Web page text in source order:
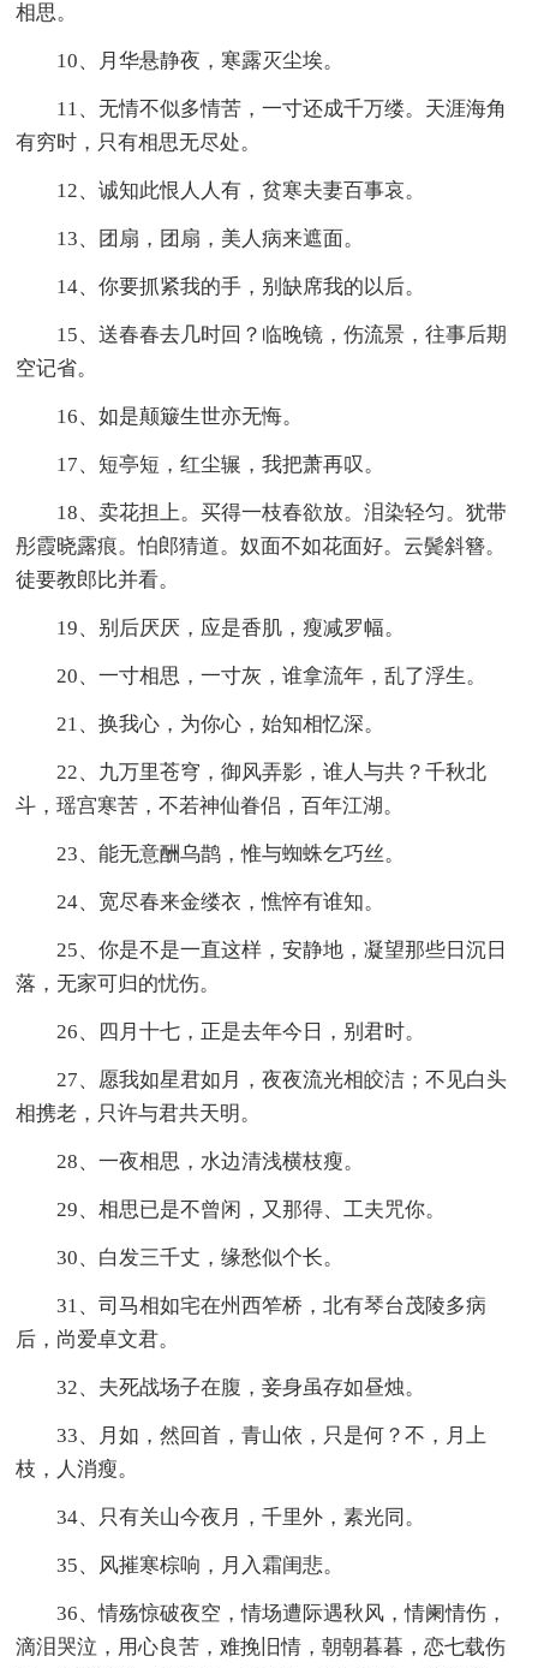
相思。
10、月华悬静夜，寒露灭尘埃。
11、无情不似多情苦，一寸还成千万缕。天涯海角
有穷时，只有相思无尽处。
12、诚知此恨人人有，贫寒夫妻百事哀。
13、团扇，团扇，美人病来遮面。
14、你要抓紧我的手，别缺席我的以后。
15、送春春去几时回？临晚镜，伤流景，往事后期
空记省。
16、如是颠簸生世亦无悔。
17、短亭短，红尘辗，我把萧再叹。
18、卖花担上。买得一枝春欲放。泪染轻匀。犹带
彤霞晓露痕。怕郎猜道。奴面不如花面好。云鬓斜簪。
徒要教郎比并看。
19、别后厌厌，应是香肌，瘦减罗幅。
20、一寸相思，一寸灰，谁拿流年，乱了浮生。
21、换我心，为你心，始知相忆深。
22、九万里苍穹，御风弄影，谁人与共？千秋北
斗，瑶宫寒苦，不若神仙眷侣，百年江湖。
23、能无意酬乌鹊，惟与蜘蛛乞巧丝。
24、宽尽春来金缕衣，憔悴有谁知。
25、你是不是一直这样，安静地，凝望那些日沉日
落，无家可归的忧伤。
26、四月十七，正是去年今日，别君时。
27、愿我如星君如月，夜夜流光相皎洁；不见白头
相携老，只许与君共天明。
28、一夜相思，水边清浅横枝瘦。
29、相思已是不曾闲，又那得、工夫咒你。
30、白发三千丈，缘愁似个长。
31、司马相如宅在州西笮桥，北有琴台茂陵多病
后，尚爱卓文君。
32、夫死战场子在腹，妾身虽存如昼烛。
33、月如，然回首，青山依，只是何？不，月上
枝，人消瘦。
34、只有关山今夜月，千里外，素光同。
35、风摧寒棕响，月入霜闺悲。
36、情殇惊破夜空，情场遭际遇秋风，情阑情伤，
滴泪哭泣，用心良苦，难挽旧情，朝朝暮暮，恋七载伤